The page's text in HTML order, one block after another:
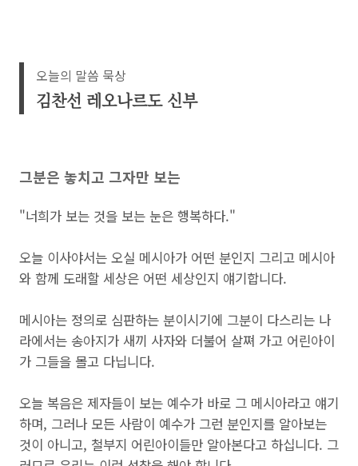
오늘의 말씀 묵상
김찬선 레오나르도 신부
그분은 놓치고 그자만 보는
"너희가 보는 것을 보는 눈은 행복하다."
오늘 이사야서는 오실 메시아가 어떤 분인지 그리고 메시아
와 함께 도래할 세상은 어떤 세상인지 얘기합니다.
메시아는 정의로 심판하는 분이시기에 그분이 다스리는 나
라에서는 송아지가 새끼 사자와 더불어 살쪄 가고 어린아이
가 그들을 몰고 다닙니다.
오늘 복음은 제자들이 보는 예수가 바로 그 메시아라고 얘기
하며, 그러나 모든 사람이 예수가 그런 분인지를 알아보는
것이 아니고, 철부지 어린아이들만 알아본다고 하십니다. 그